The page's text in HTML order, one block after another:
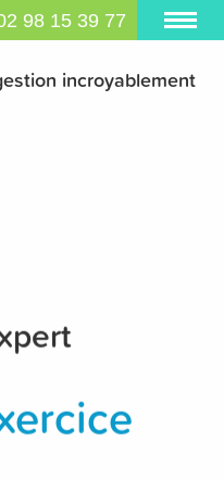
incroyablement
98 15 39 77